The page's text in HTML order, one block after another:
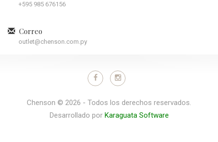
+595 985 676156
Correo
outlet@chenson.com.py
Chenson © 2026 - Todos los derechos reservados.
Desarrollado por Karaguata Software